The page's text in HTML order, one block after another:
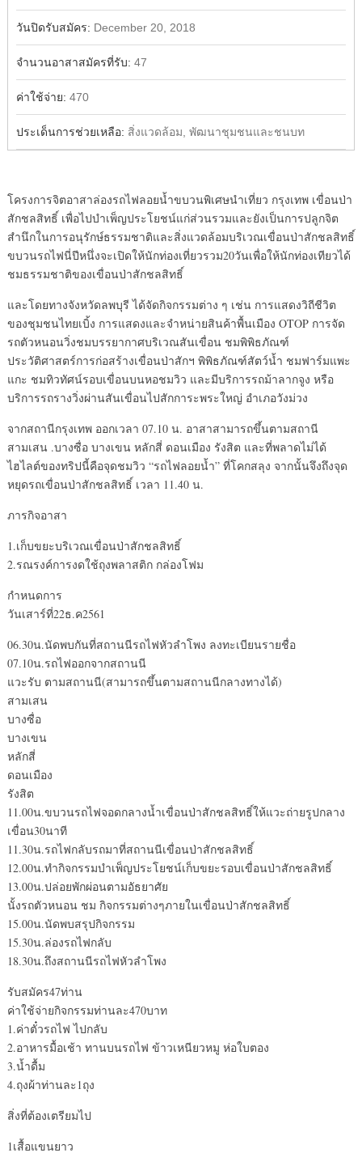
วันปิดรับสมัคร: December 20, 2018
จำนวนอาสาสมัครที่รับ: 47
ค่าใช้จ่าย: 470
ประเด็นการช่วยเหลือ: สิ่งแวดล้อม, พัฒนาชุมชนและชนบท
โครงการจิตอาสาล่องรถไฟลอยน้ำขบวนพิเศษนำเที่ยว กรุงเทพ เขื่อนป่า
สักชลสิทธิ์ เพื่อไปบำเพ็ญประโยชน์แก่ส่วนรวมและยังเป็นการปลูกจิต
สำนึกในการอนุรักษ์ธรรมชาติและสิ่งแวดล้อมบริเวณเขื่อนป่าสักชลสิทธิ์
ขบวนรถไฟนี่ปีหนึ่งจะเปิดให้นักท่องเที่ยวรวม20วันเพื่อให้นักท่องเทียวได้
ชมธรรมชาติของเขื่อนป่าสักชลสิทธิ์
และโดยทางจังหวัดลพบุรี ได้จัดกิจกรรมต่าง ๆ เช่น การแสดงวิถีชีวิต
ของชุมชนไทยเบิ้ง การแสดงและจำหน่ายสินค้าพื้นเมือง OTOP การจัด
รถตัวหนอนวิ่งชมบรรยากาศบริเวณสันเขื่อน ชมพิพิธภัณฑ์
ประวัติศาสตร์การก่อสร้างเขื่อนป่าสักฯ พิพิธภัณฑ์สัตว์น้ำ ชมฟาร์มแพะ
แกะ ชมทิวทัศน์รอบเขื่อนบนหอชมวิว และมีบริการรถม้าลากจูง หรือ
บริการรถรางวิ่งผ่านสันเขื่อนไปสักการะพระใหญ่ อำเภอวังม่วง
จากสถานีกรุงเทพ ออกเวลา 07.10 น. อาสาสามารถขึ้นตามสถานี
สามเสน .บางซื่อ บางเขน หลักสี่ ดอนเมือง รังสิต และที่พลาดไม่ได้
ไฮไลต์ของทริปนี้คือจุดชมวิว “รถไฟลอยน้ำ” ที่โคกสลุง จากนั้นจึงถึงจุด
หยุดรถเขื่อนป่าสักชลสิทธิ์ เวลา 11.40 น.
ภารกิจอาสา
1.เก็บขยะบริเวณเขื่อนป่าสักชลสิทธิ์
2.รณรงค์การงดใช้ถุงพลาสติก กล่องโฟม
กำหนดการ
วันเสาร์ที่22ธ.ค2561
06.30น.นัดพบกันที่สถานนีรถไฟหัวลำโพง ลงทะเบียนรายชื่อ
07.10น.รถไฟออกจากสถานนี
แวะรับ ตามสถานนี(สามารถขึ้นตามสถานนีกลางทางได้)
สามเสน
บางซื่อ
บางเขน
หลักสี่
ดอนเมือง
รังสิต
11.00น.ขบวนรถไฟจอดกลางน้ำเขื่อนป่าสักชลสิทธิ์ให้แวะถ่ายรูปกลาง
เขื่อน30นาที
11.30น.รถไฟกลับรถมาที่สถานนีเขื่อนป่าสักชลสิทธิ์
12.00น.ทำกิจกรรมบำเพ็ญประโยชน์เก็บขยะรอบเขื่อนป่าสักชลสิทธิ์
13.00น.ปล่อยพักผ่อนตามอัธยาศัย
นั้งรถตัวหนอน ชม กิจกรรมต่างๆภายในเขื่อนป่าสักชลสิทธิ์
15.00น.นัดพบสรุปกิจกรรม
15.30น.ล่องรถไฟกลับ
18.30น.ถึงสถานนีรถไฟหัวลำโพง
รับสมัคร47ท่าน
ค่าใช้จ่ายกิจกรรมท่านละ470บาท
1.ค่าตั๋วรถไฟ ไปกลับ
2.อาหารมื้อเช้า ทานบนรถไฟ ข้าวเหนียวหมู ห่อใบตอง
3.น้ำดื้ม
4.ถุงผ้าท่านละ1ถุง
สิ่งที่ต้องเตรียมไป
1เสื้อแขนยาว